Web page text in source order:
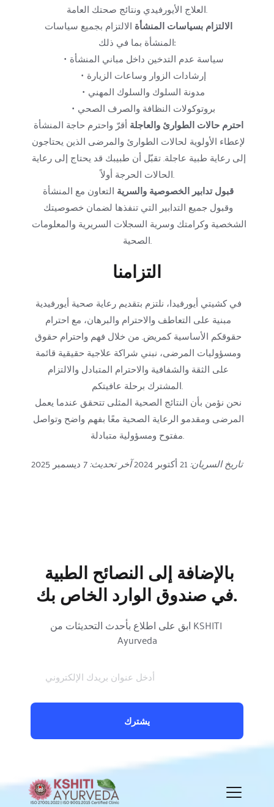
العلاج الأيورفيدي ونتائج صحتك العامة.
الالتزام بسياسات المنشأة
المنشأة بما في ذلك:
سياسة عدم التدخين داخل مباني المنشأة
إرشادات الزوار وساعات الزيارة
مدونة السلوك والسلوك المهني
بروتوكولات النظافة والصرف الصحي
احترم حالات الطوارئ والعاجلة
الحالات الحرجة أولاً.
قبول تدابير الخصوصية والسرية
الصحية.
التزامنا
المشترك برحلة عافيتكم.
مفتوح ومسؤولية متبادلة.
تاريخ السريان:
آخر تحديث:
في صندوق الوارد الخاص بك.
ابق على اطلاع بأحدث التحديثات من KSHITI
Ayurveda
يشترك